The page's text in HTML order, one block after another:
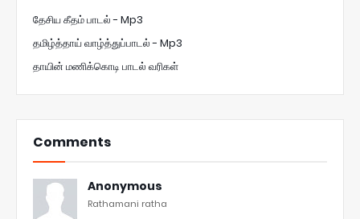
தேசிய கீதம் பாடல் - Mp3
தமிழ்த்தாய் வாழ்த்துப்பாடல் - Mp3
தாயின் மணிக்கொடி பாடல் வரிகள்
Comments
Anonymous
Rathamani ratha